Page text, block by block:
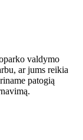
valdymo
ar jums reikia
patogią